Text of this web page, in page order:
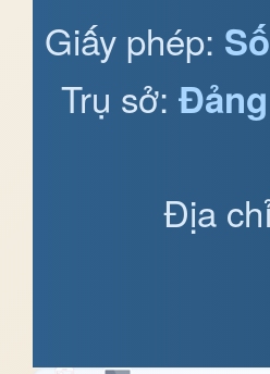
Giấy phép:
Trụ sở:
Địa